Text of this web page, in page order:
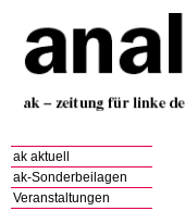
ak aktuell
ak-Sonderbeilagen
Veranstaltungen